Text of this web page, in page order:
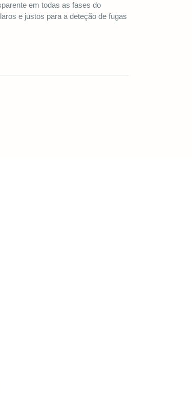
em todas as fases do
e justos para a deteção de fugas